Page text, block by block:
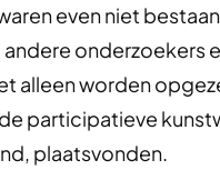
even niet
onderzoekers
alleen worden
participatieve
plaatsvonden.